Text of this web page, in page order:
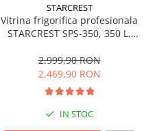
STARCREST
Vitrina frigorifica profesionala
STARCREST SPS-350, 350 L,
LED, H 194.5 cm, Negru
2.999,90 RON
2.469,90 RON
IN STOC